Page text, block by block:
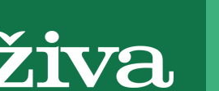
živa